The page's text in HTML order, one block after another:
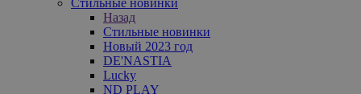
Назад
Стильные новинки
Новый 2023 год
DE'NASTIA
Lucky
ND PLAY